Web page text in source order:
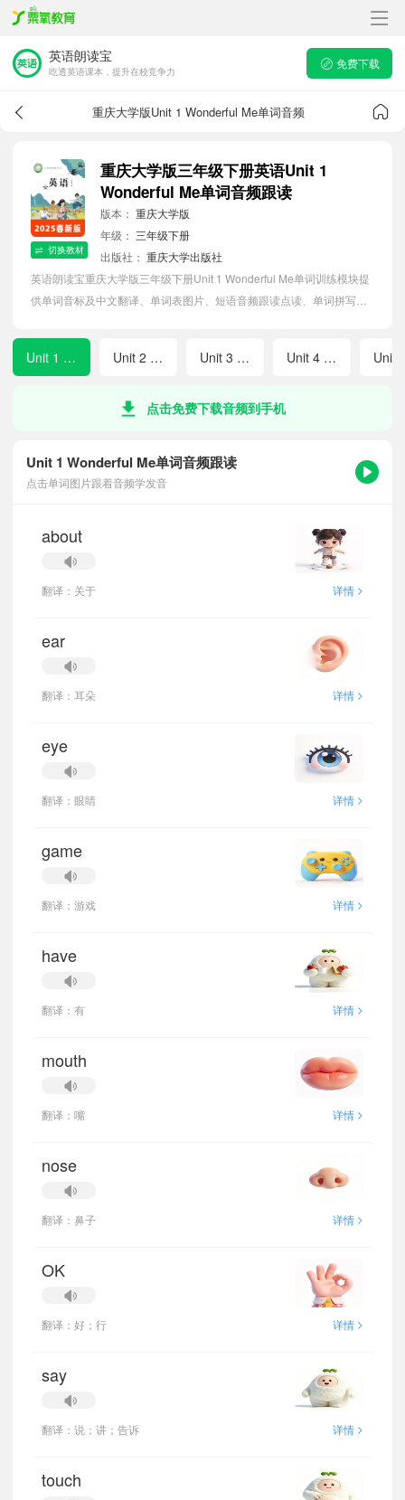
英语朗读宝
吃透英语课本，提升在校竞争力
免费下载
重庆大学版Unit 1 Wonderful Me单词音频
切换教材
重庆大学版三年级下册英语Unit 1
Wonderful Me单词音频跟读
版本： 重庆大学版
年级： 三年级下册
出版社： 重庆大学出版社
英语朗读宝重庆大学版三年级下册Unit 1 Wonderful Me单词训练模块提
供单词音标及中文翻译、单词表图片、短语音频跟读点读、单词拼写等
提高听写记忆能力。
Unit 1 Wonderful Me Unit 2 Doing Sports Unit 3 Three Meals Unit 4 Nice Clothes
点击免费下载音频到手机
Unit 1 Wonderful Me单词音频跟读
点击单词图片跟着音频学发音
about
翻译：关于 详情 >
ear
翻译：耳朵 详情 >
eye
翻译：眼睛 详情 >
game
翻译：游戏 详情 >
have
翻译：有 详情 >
mouth
翻译：嘴 详情 >
nose
翻译：鼻子 详情 >
OK
翻译：好；行 详情 >
say
翻译：说；讲；告诉 详情 >
touch